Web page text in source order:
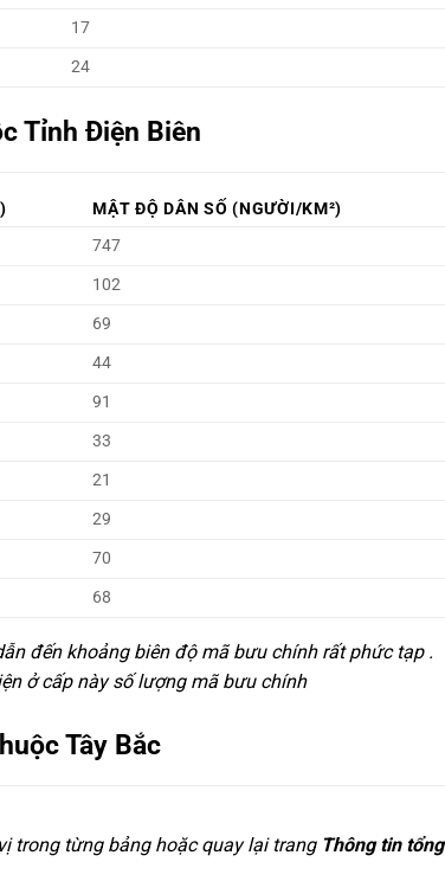
17
24
Tỉnh Điện Biên
MẬT ĐỘ DÂN SỐ (NGƯỜI/KM²)
747
102
69
44
91
33
21
29
70
68
đến khoảng biên độ mã bưu chính rất phức tạp .
ở cấp này số lượng mã bưu chính
Tây Bắc
trong từng bảng hoặc quay lại trang Thông tin tổng